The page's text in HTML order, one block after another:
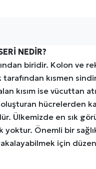
NEDİR?
biridir. Kolon ve
kısmen
kısım ise vücuttan
hücrelerden
Ülkemizde en sık
yoktur. Önemli bir
için